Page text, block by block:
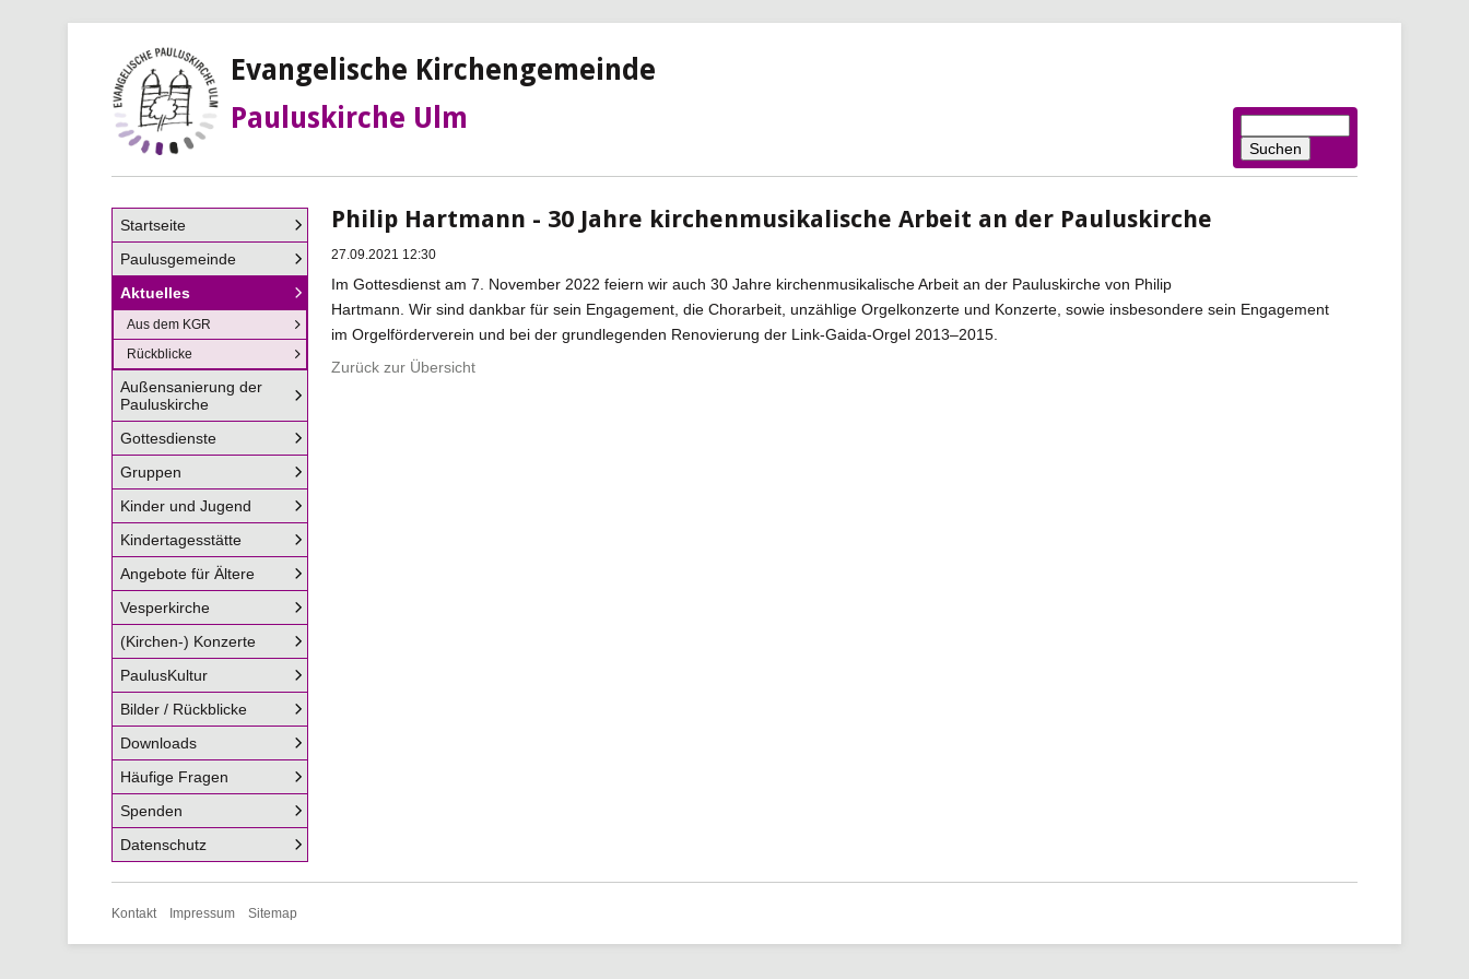
Evangelische Kirchengemeinde
Pauluskirche Ulm
Suchen
Philip Hartmann - 30 Jahre kirchenmusikalische Arbeit an der Pauluskirche
27.09.2021 12:30
Im Gottesdienst am 7. November 2022 feiern wir auch 30 Jahre kirchenmusikalische Arbeit an der Pauluskirche von Philip
Hartmann. Wir sind dankbar für sein Engagement, die Chorarbeit, unzählige Orgelkonzerte und Konzerte, sowie insbesondere sein Engagement
im Orgelförderverein und bei der grundlegenden Renovierung der Link-Gaida-Orgel 2013–2015.
Zurück zur Übersicht
Navigation
überspringen
Startseite
Paulusgemeinde
Aktuelles
Aus dem KGR
Rückblicke
Außensanierung der
Pauluskirche
Gottesdienste
Gruppen
Kinder und Jugend
Kindertagesstätte
Angebote für Ältere
Vesperkirche
(Kirchen-) Konzerte
PaulusKultur
Bilder / Rückblicke
Downloads
Häufige Fragen
Spenden
Datenschutz
Navigation
Kontakt Impressum Sitemap